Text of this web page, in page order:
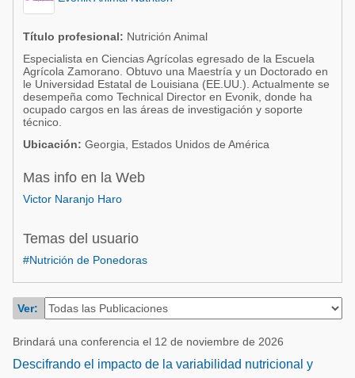
Micotoxinas
Avicultura
Porcicultura
Lechería
Balanceados - Piensos
Comunidades en portugués
Micotoxinas
Avicultura
Porcicultura
Ganadería
Título profesional: Nutrición Animal
Especialista en Ciencias Agrí­colas egresado de la Escuela
Agrí­cola Zamorano. Obtuvo una Maestrí­a y un Doctorado en
le Universidad Estatal de Louisiana (EE.UU.). Actualmente se
desempeña como Technical Director en Evonik, donde ha
ocupado cargos en las áreas de investigación y soporte
técnico.
Ubicación: Georgia, Estados Unidos de América
Mas info en la Web
Victor Naranjo Haro
Temas del usuario
#Nutrición de Ponedoras
Ver:
Brindará una conferencia el 12 de noviembre de 2026
Descifrando el impacto de la variabilidad nutricional y